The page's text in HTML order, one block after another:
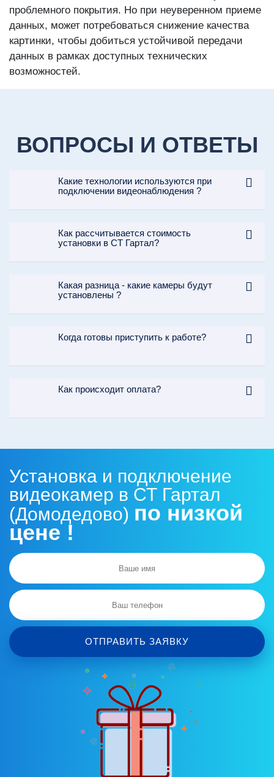
проблемного покрытия. Но при неуверенном приеме
данных, может потребоваться снижение качества
картинки, чтобы добиться устойчивой передачи
данных в рамках доступных технических
возможностей.
ВОПРОСЫ И ОТВЕТЫ
Какие технологии используются при
подключении видеонаблюдения ?
Как рассчитывается стоимость
установки в СТ Гартал?
Какая разница - какие камеры будут
установлены ?
Когда готовы приступить к работе?
Как происходит оплата?
Установка и подключение
видеокамер в СТ Гартал
(Домодедово) по низкой
цене !
ОТПРАВИТЬ ЗАЯВКУ